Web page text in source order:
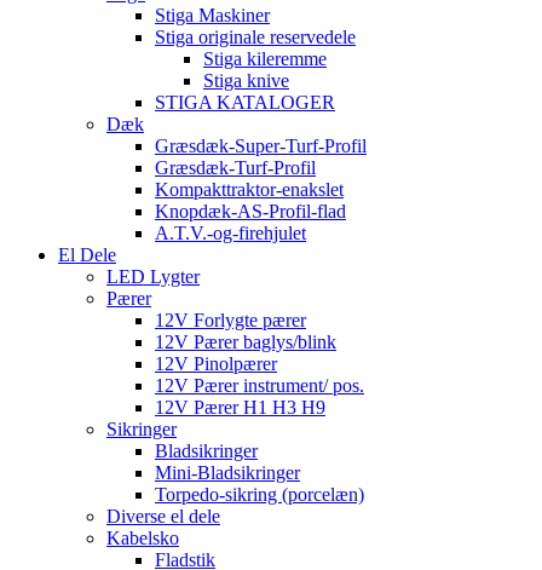
Stiga Maskiner
Stiga originale reservedele
Stiga kileremme
Stiga knive
STIGA KATALOGER
Dæk
Græsdæk-Super-Turf-Profil
Græsdæk-Turf-Profil
Kompakttraktor-enakslet
Knopdæk-AS-Profil-flad
A.T.V.-og-firehjulet
El Dele
LED Lygter
Pærer
12V Forlygte pærer
12V Pærer baglys/blink
12V Pinolpærer
12V Pærer instrument/ pos.
12V Pærer H1 H3 H9
Sikringer
Bladsikringer
Mini-Bladsikringer
Torpedo-sikring (porcelæn)
Diverse el dele
Kabelsko
Fladstik